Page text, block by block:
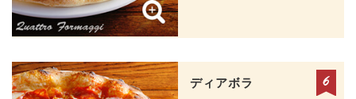
ディアボラ